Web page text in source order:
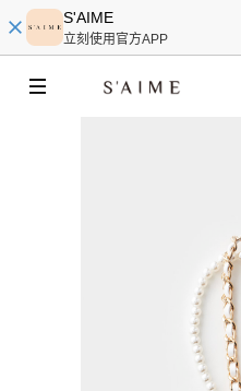
S'AIME
立刻使用官方APP